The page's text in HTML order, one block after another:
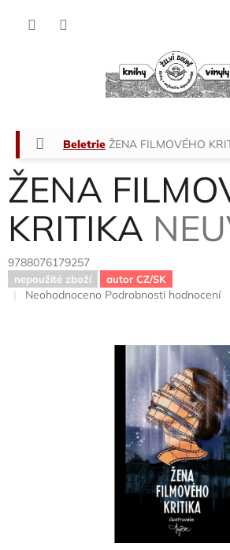
Domů
Beletrie ŽENA FILMOVÉHO
ŽENA
KRITIKA
9788076179257
nepoužité zboží autor CZ/SK
Průměrné
Neohodnoceno Podrobnosti hodnocení